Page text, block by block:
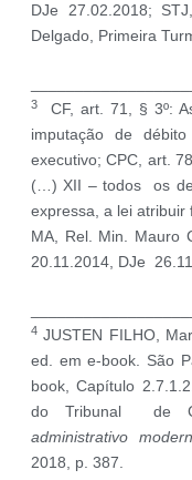
DJe 27.02.2018;
Delgado, Primeira
3
CF, art. 71, § 3º:
imputação de
executivo; CPC, art.
(…) XII – todos os
expressa, a lei
MA, Rel. Min. Mauro
20.11.2014, DJe
4 JUSTEN FILHO,
ed. em e-book. São
book, Capítulo
do Tribunal de
administrativo
2018, p. 387.